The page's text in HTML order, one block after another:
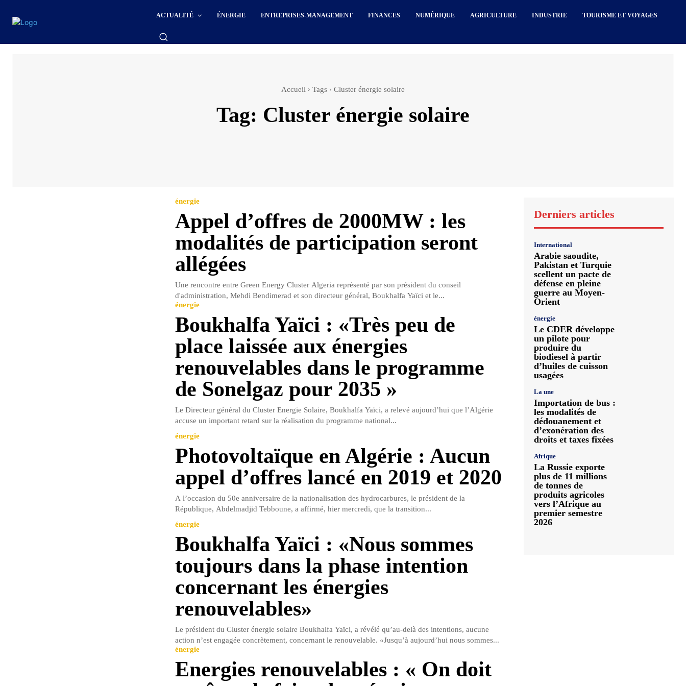
ACTUALITÉ ÉNERGIE ENTREPRISES-MANAGEMENT FINANCES NUMÉRIQUE AGRICULTURE INDUSTRIE TOURISME ET VOYAGES
Accueil Tags Cluster énergie solaire
Tag: Cluster énergie solaire
énergie
Appel d’offres de 2000MW : les
modalités de participation seront
allégées
Une rencontre entre Green Energy Cluster Algeria représenté par son président du conseil
d'administration, Mehdi Bendimerad et son directeur général, Boukhalfa Yaïci et le...
énergie
Boukhalfa Yaïci : «Très peu de
place laissée aux énergies
renouvelables dans le programme
de Sonelgaz pour 2035 »
Le Directeur général du Cluster Energie Solaire, Boukhalfa Yaïci, a relevé aujourd’hui que l’Algérie
accuse un important retard sur la réalisation du programme national...
énergie
Photovoltaïque en Algérie : Aucun
appel d’offres lancé en 2019 et 2020
A l’occasion du 50e anniversaire de la nationalisation des hydrocarbures, le président de la
République, Abdelmadjid Tebboune, a affirmé, hier mercredi, que la transition...
énergie
Boukhalfa Yaïci : «Nous sommes
toujours dans la phase intention
concernant les énergies
renouvelables»
Le président du Cluster énergie solaire Boukhalfa Yaïci, a révélé qu’au-delà des intentions, aucune
action n’est engagée concrètement, concernant le renouvelable. «Jusqu’à aujourd’hui nous sommes...
énergie
Energies renouvelables : « On doit
Derniers articles
International
Arabie saoudite,
Pakistan et Turquie
scellent un pacte de
défense en pleine
guerre au Moyen-
Orient
énergie
Le CDER développe
un pilote pour
produire du
biodiesel à partir
d’huiles de cuisson
usagées
La une
Importation de bus :
les modalités de
dédouanement et
d’exonération des
droits et taxes fixées
Afrique
La Russie exporte
plus de 11 millions
de tonnes de
produits agricoles
vers l’Afrique au
premier semestre
2026